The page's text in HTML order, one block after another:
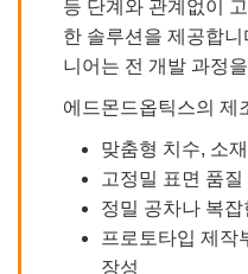
등 단계와 관계없이
한 솔루션을 제공합니
니어는 전 개발 과정
에드몬드옵틱스의 제
맞춤형 치수, 소
고정밀 표면 품질
정밀 공차나 복잡
프로토타입 제작
장성